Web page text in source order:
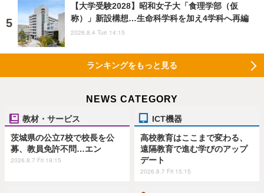
【大学受験2028】昭和女子大「食理学部（仮
称）」新設構想…生命科学科を加え4学科へ再編
2026.8.4 Tue 14:15
ランキングをもっと見る
NEWS CATEGORY
教材・サービス
茨城県の公立7校で校長を公
募、教員免許不問…エン
2026.8.7 Fri 19:15
ICT機器
高校教育はここまで変わる、
遠隔教育で進む学びのアップ
デート
2026.8.7 Fri 15:15